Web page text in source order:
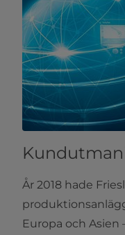
År 2018 hade
Europa och